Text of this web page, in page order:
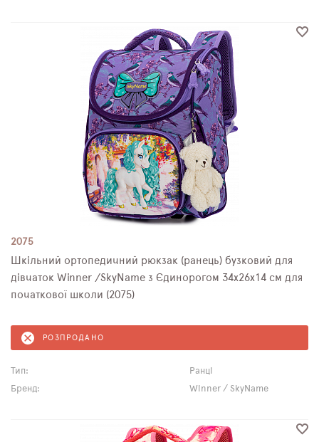
2075
Шкільний ортопедичний рюкзак (ранець) бузковий для
дівчаток Winner /SkyName з Єдинорогом 34х26х14 см для
початкової школи (2075)
РОЗПРОДАНО
Тип:
Ранці
Бренд:
Winner / SkyName